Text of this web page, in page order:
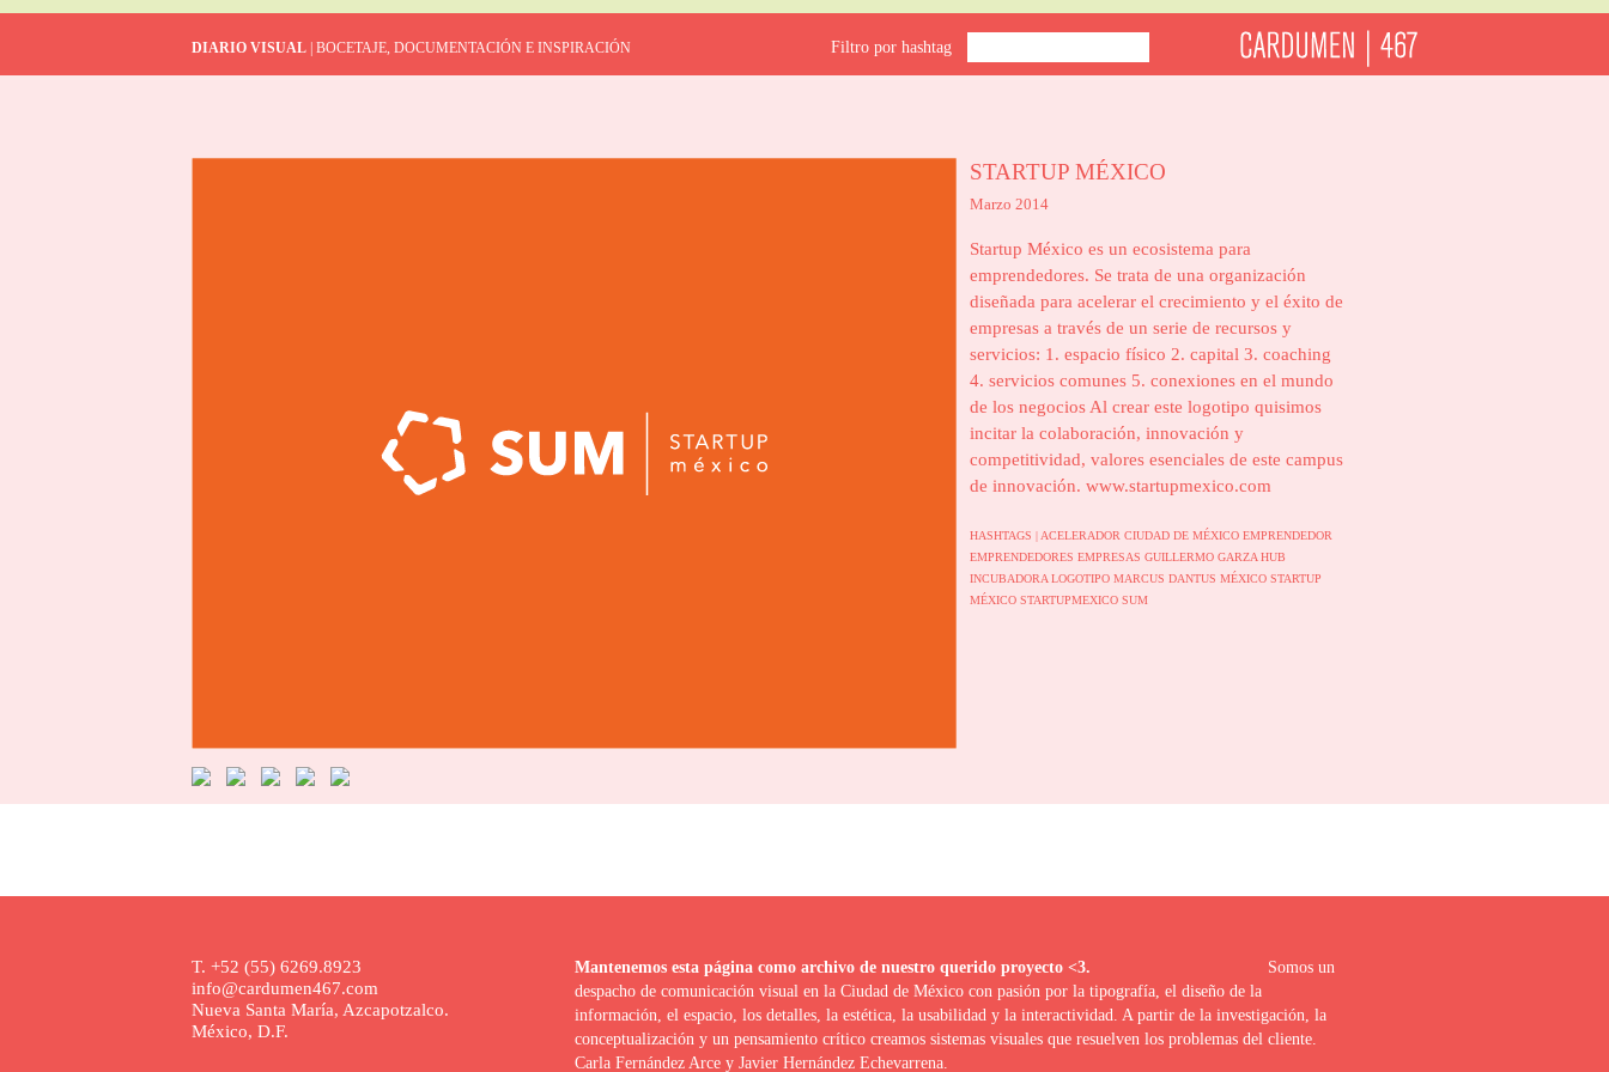
DIARIO VISUAL | BOCETAJE, DOCUMENTACIÓN E INSPIRACIÓN Filtro por hashtag
STARTUP MÉXICO
Marzo 2014
Startup México es un ecosistema para
emprendedores. Se trata de una organización
diseñada para acelerar el crecimiento y el éxito de
empresas a través de un serie de recursos y
servicios: 1. espacio físico 2. capital 3. coaching
4. servicios comunes 5. conexiones en el mundo
de los negocios Al crear este logotipo quisimos
incitar la colaboración, innovación y
competitividad, valores esenciales de este campus
de innovación. www.startupmexico.com
HASHTAGS | ACELERADOR CIUDAD DE MÉXICO EMPRENDEDOR
EMPRENDEDORES EMPRESAS GUILLERMO GARZA HUB
INCUBADORA LOGOTIPO MARCUS DANTUS MÉXICO STARTUP
MÉXICO STARTUPMEXICO SUM
T. +52 (55) 6269.8923
info@cardumen467.com
Nueva Santa María, Azcapotzalco.
México, D.F.
Mantenemos esta página como archivo de nuestro querido proyecto <3.
Somos un
despacho de comunicación visual en la Ciudad de México con pasión por la tipografía, el diseño de la
información, el espacio, los detalles, la estética, la usabilidad y la interactividad. A partir de la investigación, la
conceptualización y un pensamiento crítico creamos sistemas visuales que resuelven los problemas del cliente.
Carla Fernández Arce y Javier Hernández Echevarrena.